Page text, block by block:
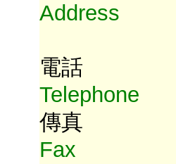
Address
電話
Telephone
傳真
Fax